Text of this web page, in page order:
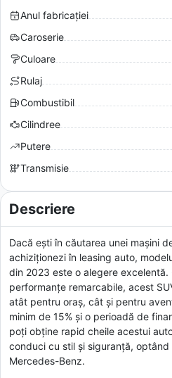
Anul fabricației
Caroserie
Culoare
Rulaj
Combustibil
Cilindree
Putere
Transmisie
Descriere
Dacă ești în căutarea unei mașini
achiziționezi în leasing auto,
din 2023 este o alegere
performanțe remarcabile, acest
atât pentru oraș, cât și pentru
minim de 15% și o perioadă de
poți obține rapid cheile acestui
conduci cu stil și siguranță,
Mercedes-Benz.